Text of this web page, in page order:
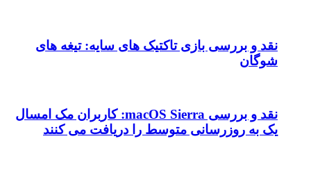
نقد و بررسی بازی تاکتیک های سایه: تیغه های
شوگان
نقد و بررسی macOS Sierra: کاربران مک امسال
یک به روزرسانی متوسط را دریافت می کنند